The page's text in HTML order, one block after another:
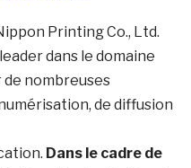
Printing Co., Ltd.
dans le domaine
de nombreuses
de diffusion
Dans le cadre de